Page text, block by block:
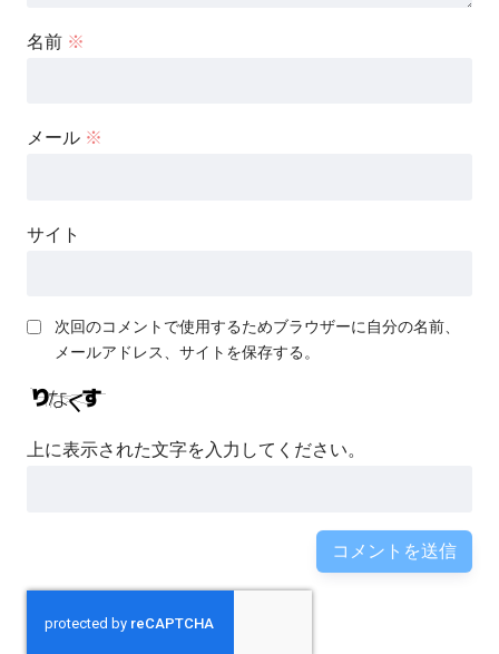
名前 ※
メール ※
サイト
次回のコメントで使用するためブラウザーに自分の名前、
メールアドレス、サイトを保存する。
上に表示された文字を入力してください。